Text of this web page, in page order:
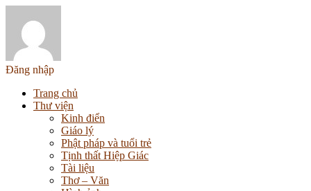
Đăng nhập
Trang chủ
Thư viện
Kinh điển
Giáo lý
Phật pháp và tuổi trẻ
Tịnh thất Hiệp Giác
Tài liệu
Thơ – Văn